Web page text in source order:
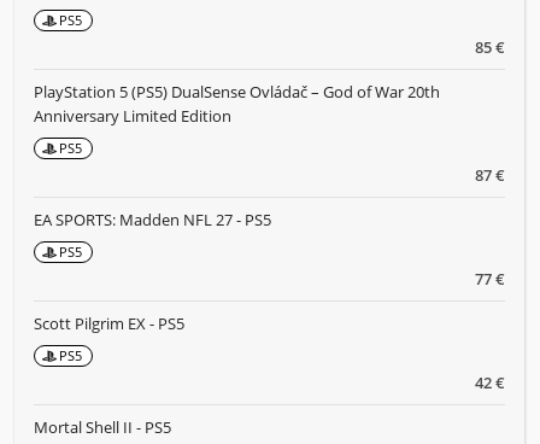
85 €
PS5
87 €
PlayStation 5 (PS5) DualSense Ovládač – God of War 20th
Anniversary Limited Edition
PS5
77 €
EA SPORTS: Madden NFL 27 - PS5
PS5
42 €
Scott Pilgrim EX - PS5
PS5
Mortal Shell II - PS5